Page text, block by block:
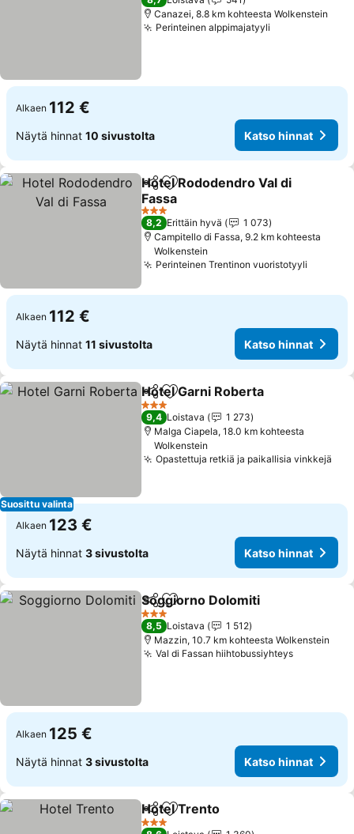
Canazei, 8.8 km kohteesta Wolkenstein
Perinteinen alppimajatyyli
Alkaen 112 €
Näytä hinnat 10 sivustolta Katso hinnat
Jaa Lisää suosikkeihin
Hotel Rododendro Val di
Fassa
Katso hinnat
3 Tähtiluokitus
8,2 Erittäin hyvä
1 073
Campitello di Fassa, 9.2 km kohteesta
Wolkenstein
Perinteinen Trentinon vuoristotyyli
Alkaen 112 €
Näytä hinnat 11 sivustolta Katso hinnat
Suosittu valinta
Jaa Lisää suosikkeihin
Hotel Garni Roberta
3 Tähtiluokitus
9,4 Loistava
1 273
Malga Ciapela, 18.0 km kohteesta
Wolkenstein
Opastettuja retkiä ja paikallisia vinkkejä
Alkaen 123 €
Näytä hinnat 3 sivustolta Katso hinnat
Jaa Lisää suosikkeihin
Soggiorno Dolomiti
3 Tähtiluokitus
8,5 Loistava
1 512
Mazzin, 10.7 km kohteesta Wolkenstein
Val di Fassan hiihtobussiyhteysKatso
Alkaen 125 €
Näytä hinnat 3 sivustolta Katso hinnat
Jaa Lisää suosikkeihin
Hotel Trento
3 Tähtiluokitus